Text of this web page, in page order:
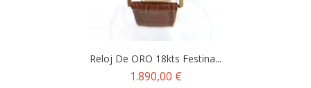
Reloj De ORO 18kts Festina...
Precio
1.890,00 €